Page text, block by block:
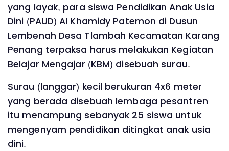
yang layak, para siswa Pendidikan Anak Usia
Dini (PAUD) Al Khamidy Patemon di Dusun
Lembenah Desa Tlambah Kecamatan Karang
Penang terpaksa harus melakukan Kegiatan
Belajar Mengajar (KBM) disebuah surau.
Surau (langgar) kecil berukuran 4x6 meter
yang berada disebuah lembaga pesantren
itu menampung sebanyak 25 siswa untuk
mengenyam pendidikan ditingkat anak usia
dini.